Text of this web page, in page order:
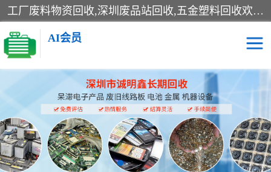
工厂废料物资回收,深圳废品站回收,五金塑料回收欢迎有金属、塑料、电子、电线、废旧设备、废铜、锡渣、线路板、镀银废料、废IC、电子零件、电子脚，等其他废旧物资的单位及个人联系洽谈。对提供息者我们可以提供优厚的业务提成（佣金）。
AI会员
线路板回收 电子回收
电子产品回收 电池回收
金属回收 机器设备回收